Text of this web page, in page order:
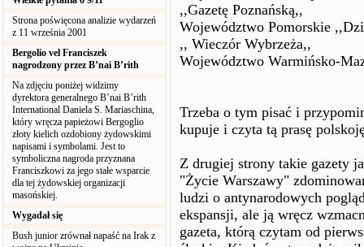
Strona poświęcona analizie wydarzeń
z 11 września 2001
Bergolio vel Franciszek
nagrodzony przez B’nai B’rith
Na zdjęciu poniżej widzimy
dyrektora generalnego B’nai B’rith
International Daniela S. Mariaschina,
który wręcza papieżowi Bergoglio
złoty kielich ozdobiony żydowskimi
napisami i symbolami. Jest to
symboliczna nagroda przyznana
Franciszkowi za jego stałe wsparcie
dla tej żydowskiej organizacji
masońskiej.
Wygadał się
Bush junior zrównał napaść na Irak z
,,Gazetę Poznańską,,
Województwo Pomorskie
,, Wieczór Wybrzeża,,
Województwo Warmińsko-
Trzeba o tym pisać i
kupuje i czyta tą prasę
Z drugiej strony takie gazety
"Życie Warszawy"
ludzi o antynarodowych
ekspansji, ale ją wręcz
gazeta, którą czytam od